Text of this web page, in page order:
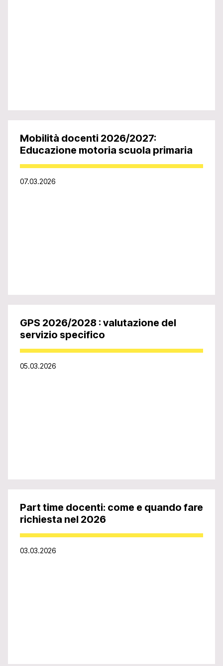
Mobilità docenti 2026/2027:
Educazione motoria scuola primaria
07.03.2026
GPS 2026/2028 : valutazione del
servizio specifico
05.03.2026
Part time docenti: come e quando fare
richiesta nel 2026
03.03.2026